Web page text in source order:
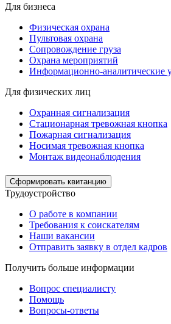
Для бизнеса
Физическая охрана
Пультовая охрана
Сопровождение груза
Охрана мероприятий
Информационно-аналитические
Для физических лиц
Охранная сигнализация
Стационарная тревожная кнопка
Пожарная сигнализация
Носимая тревожная кнопка
Монтаж видеонаблюдения
Сформировать квитанцию
Трудоустройство
О работе в компании
Требования к соискателям
Наши вакансии
Отправить заявку в отдел кадров
Получить больше информации
Вопрос специалисту
Помощь
Вопросы-ответы